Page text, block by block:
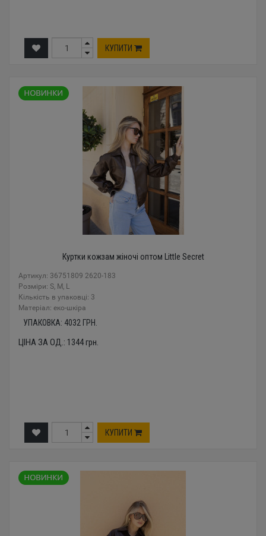
КУПИТИ
Куртки кожзам жіночі оптом Little Secret
Артикул: 36751809 2620-183
Розміри: S, M, L
Кількість в упаковці: 3
Mатеріал: еко-шкіра
УПАКОВКА: 4032 ГРН.
ЦІНА ЗА ОД.: 1344грн.
КУПИТИ